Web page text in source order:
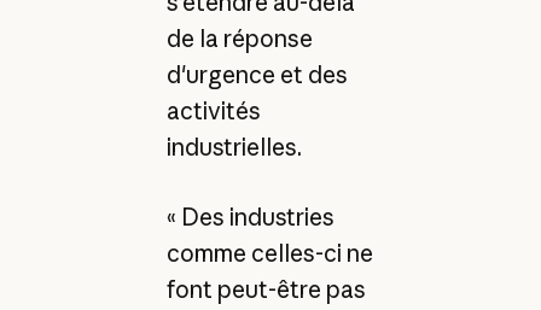
de la réponse
d'urgence et des
activités
industrielles.
« Des industries
comme celles-ci ne
font peut-être pas